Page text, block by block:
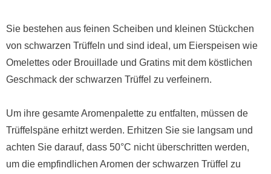
Sie bestehen aus feinen Scheiben und kleinen Stückchen
von schwarzen Trüffeln und sind ideal, um Eierspeisen wie
Omelettes oder Brouillade und Gratins mit dem köstlichen
Geschmack der schwarzen Trüffel zu verfeinern.
Um ihre gesamte Aromenpalette zu entfalten, müssen de
Trüffelspäne erhitzt werden. Erhitzen Sie sie langsam und
achten Sie darauf, dass 50°C nicht überschritten werden,
um die empfindlichen Aromen der schwarzen Trüffel zu